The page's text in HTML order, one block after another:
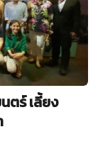
ตร์ เลี้ยง